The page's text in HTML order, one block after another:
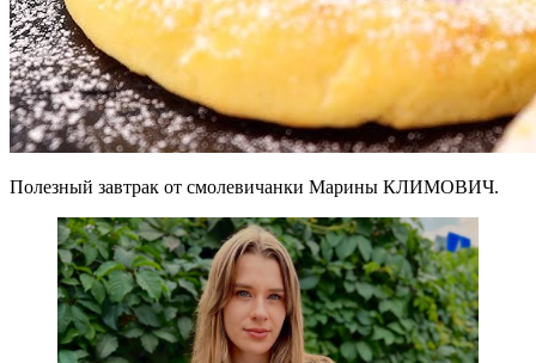
Полезный завтрак от смолевичанки Марины КЛИМОВИЧ.